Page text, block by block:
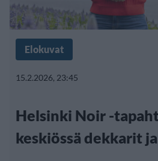
Elokuvat
15.2.2026, 23:45
Helsinki Noir -
keskiössä dekkarit